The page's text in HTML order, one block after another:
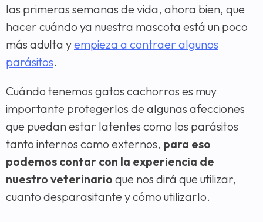
las primeras semanas de vida, ahora bien, que
hacer cuándo ya nuestra mascota está un poco
más adulta yempieza a contraer algunos
parásitos.
Cuándo tenemos gatos cachorros es muy
importante protegerlos de algunas afecciones
que puedan estar latentes como los parásitos
tanto internos como externos, para eso
podemos contar con la experiencia de
nuestro veterinario que nos dirá que utilizar,
cuanto desparasitante y cómo utilizarlo.